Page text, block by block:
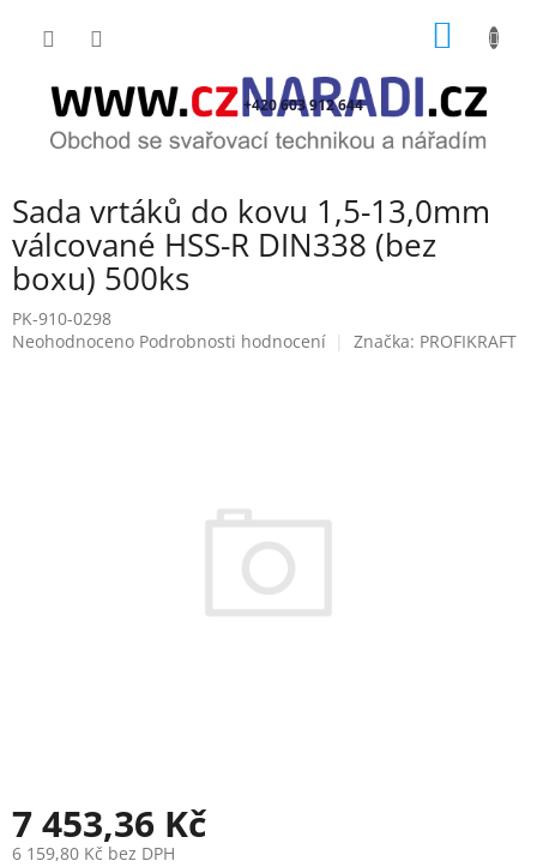
+420 603 912 644
Sada vrtáků do kovu 1,5-13,0mm
válcované HSS-R DIN338 (bez
boxu) 500ks
PK-910-0298
Průměrné
Neohodnoceno Podrobnosti hodnocení Značka: PROFIKRAFT
7 453,36 Kč
6 159,80 Kč bez DPH